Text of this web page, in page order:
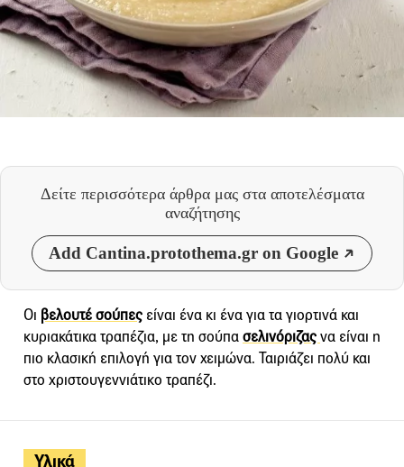
Δείτε περισσότερα άρθρα μας στα αποτελέσματα
αναζήτησης
Add Cantina.protothema.gr on Google
Υλικά
Οι βελουτέ σούπες είναι ένα κι ένα για τα γιορτινά και
κυριακάτικα τραπέζια, με τη σούπασελινόριζαςνα είναι η
πιο κλασική επιλογή για τον χειμώνα. Ταιριάζει πολύ και
στο χριστουγεννιάτικο τραπέζι.